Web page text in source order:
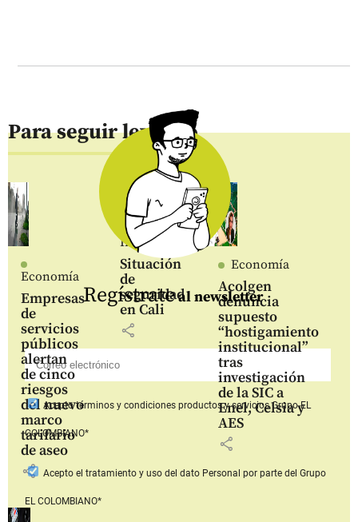
Para seguir leyendo
Economía
Empresas
de
servicios
públicos
alertan
de cinco
riesgos
del nuevo
marco
tarifario
de aseo
share
Inicio
Situación
de
seguridad
en Cali
share
Economía
Acolgen
denuncia
supuesto
“hostigamiento
institucional”
tras
investigación
de la SIC a
Enel, Celsia y
AES
share
Regístrateal newsletter
Aceptotérminos y condiciones productos y serviciosGrupo EL
COLOMBIANO*
Acepto el tratamiento y uso del dato Personal por parte del Grupo
EL COLOMBIANO*